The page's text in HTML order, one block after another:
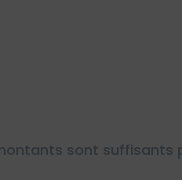
sont suffisants